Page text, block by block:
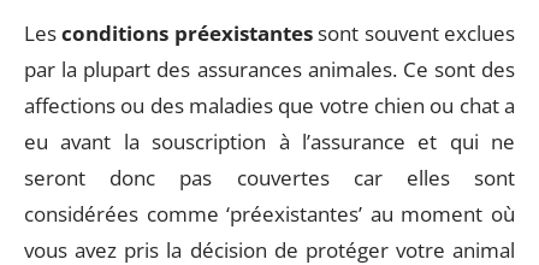
Lesconditions préexistantessont souvent exclues
par la plupart des assurances animales. Ce sont des
affections ou des maladies que votre chien ou chat a
eu avant la souscription à l’assurance et qui ne
seront donc pas couvertes car elles sont
considérées comme ‘préexistantes’ au moment où
vous avez pris la décision de protéger votre animal